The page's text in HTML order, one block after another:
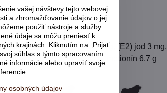
25 mg, (E1) železo 130 mg, (E2) jod 3 mg,
16,5 g, DL-metionín 6,7 g
vašej návštevy tejto webovej
a zhromažďovanie údajov o jej
použiť nástroje a služby
údaje sa môžu preniesť k
krajinách. Kliknutím na „Prijať
súhlas s týmto spracovaním.
informácie alebo upraviť svoje
osobných údajov